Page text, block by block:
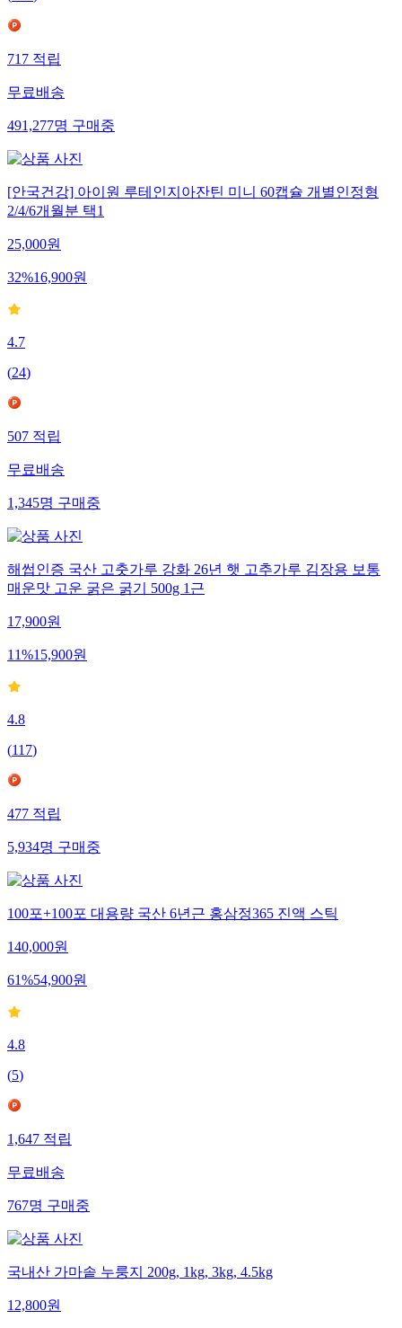
717적립
무료배송
491,277명구매중
[안국건강] 아이원 루테인지아잔틴 미니 60캡슐 개별인정형
2/4/6개월분 택1
25,000원
32%16,900원
4.7
(24)
507적립
무료배송
1,345명구매중
해썹인증 국산 고춧가루 강화 26년 햇 고추가루 김장용 보통
매운맛 고운 굵은 굵기 500g 1근
17,900원
11%15,900원
4.8
(117)
477적립
5,934명구매중
100포+100포 대용량 국산 6년근 홍삼정365 진액 스틱
140,000원
61%54,900원
4.8
(5)
1,647적립
무료배송
767명구매중
국내산 가마솥 누룽지 200g, 1kg, 3kg, 4.5kg
12,800원